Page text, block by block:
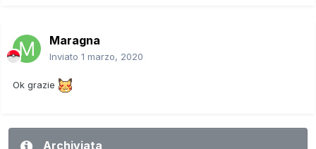
Maragna
Inviato 1 marzo, 2020
Ok grazie
Archiviata